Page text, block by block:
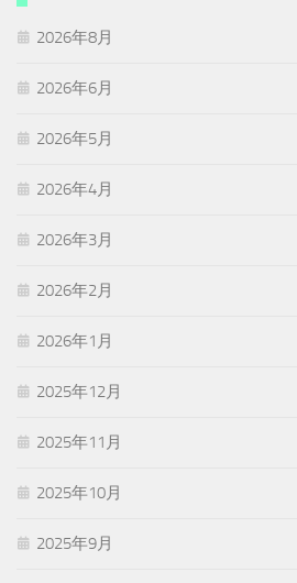
2026年8月
2026年6月
2026年5月
2026年4月
2026年3月
2026年2月
2026年1月
2025年12月
2025年11月
2025年10月
2025年9月